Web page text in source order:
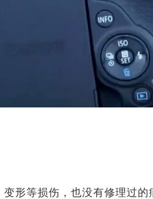
形等损伤，也没有修理过的